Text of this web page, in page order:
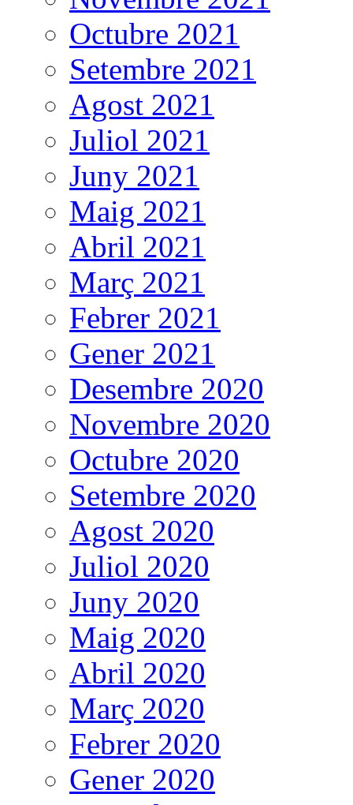
Octubre 2021
Setembre 2021
Agost 2021
Juliol 2021
Juny 2021
Maig 2021
Abril 2021
Març 2021
Febrer 2021
Gener 2021
Desembre 2020
Novembre 2020
Octubre 2020
Setembre 2020
Agost 2020
Juliol 2020
Juny 2020
Maig 2020
Abril 2020
Març 2020
Febrer 2020
Gener 2020